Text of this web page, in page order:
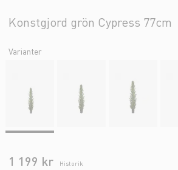
Konstgjord grön Cypress 77cm
Varianter
1 199 kr Historik